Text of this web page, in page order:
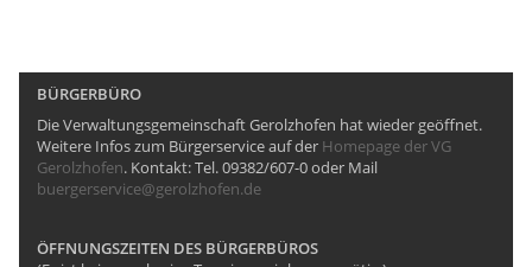
BÜRGERBÜRO
Die Verwaltungsgemeinschaft Gerolzhofen hat wieder geöffnet.
Weitere Infos zum Bürgerservice auf der Homepage der VG
Gerolzhofen. Kontakt: Tel. 09382/607-0 oder Mail
buergerservice@gerolzhofen.de
ÖFFNUNGSZEITEN DES BÜRGERBÜROS